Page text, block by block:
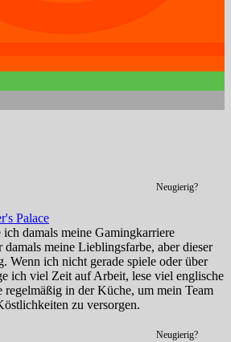
Neugierig?
Palace
damals meine Gamingkarriere
meine Lieblingsfarbe, aber dieser
Wenn ich nicht gerade spiele oder über
ich viel Zeit auf Arbeit, lese viel englische
regelmäßig in der Küche, um mein Team
zu versorgen.
Neugierig?